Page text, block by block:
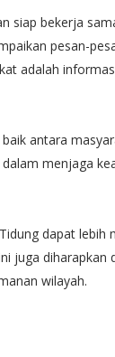
siap bekerja
pesan-
adalah
antara
menjaga
dapat lebih
juga diharapkan
wilayah.